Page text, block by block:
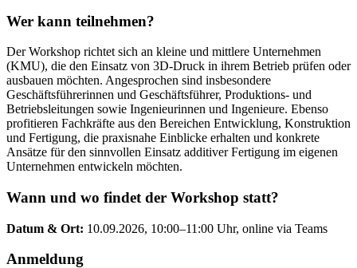
Wer kann teilnehmen?
Der Workshop richtet sich an kleine und mittlere Unternehmen
(KMU), die den Einsatz von 3D-Druck in ihrem Betrieb prüfen oder
ausbauen möchten. Angesprochen sind insbesondere
Geschäftsführerinnen und Geschäftsführer, Produktions- und
Betriebsleitungen sowie Ingenieurinnen und Ingenieure. Ebenso
profitieren Fachkräfte aus den Bereichen Entwicklung, Konstruktion
und Fertigung, die praxisnahe Einblicke erhalten und konkrete
Ansätze für den sinnvollen Einsatz additiver Fertigung im eigenen
Unternehmen entwickeln möchten.
Wann und wo findet der Workshop statt?
Datum & Ort: 10.09.2026, 10:00–11:00 Uhr, online via Teams
Anmeldung